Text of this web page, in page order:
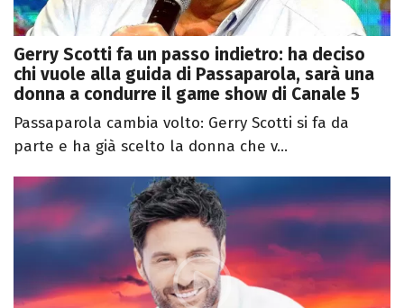
Gerry Scotti fa un passo indietro: ha deciso
chi vuole alla guida di Passaparola, sarà una
donna a condurre il game show di Canale 5
Passaparola cambia volto: Gerry Scotti si fa da
parte e ha già scelto la donna che v...